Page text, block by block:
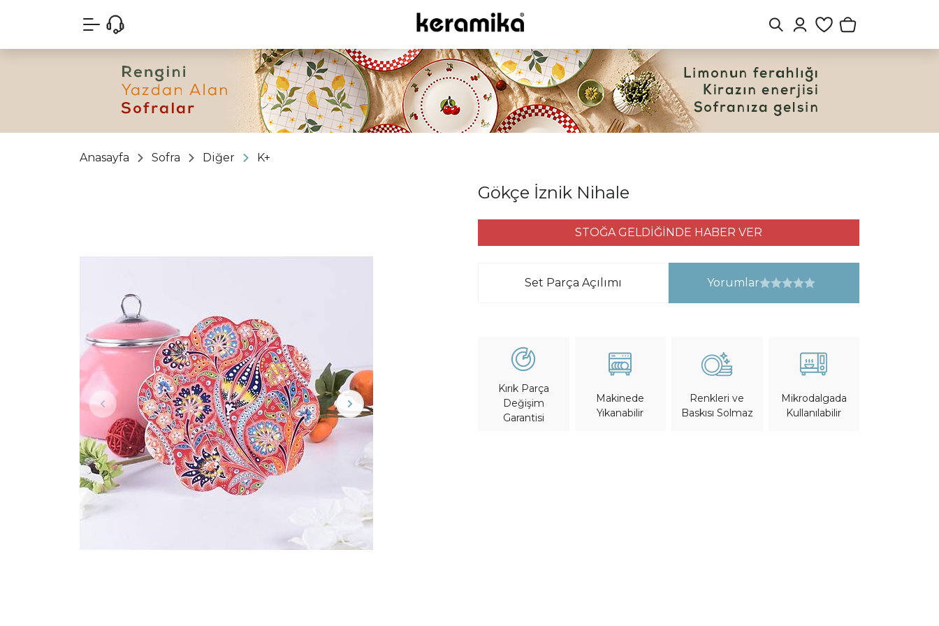
Anasayfa Sofra Diğer K+
Gökçe İznik Nihale
STOĞA GELDİĞİNDE HABER VER
Set Parça Açılımı Yorumlar
Kırık Parça
Değişim
Garantisi
Makinede
Yıkanabilir
Renkleri ve
Baskısı Solmaz
Mikrodalgada
Kullanılabilir